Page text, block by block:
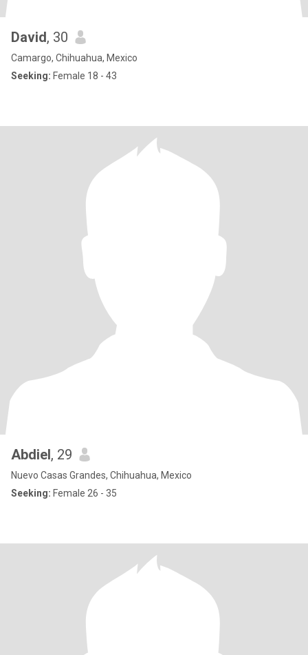
David, 30
Camargo, Chihuahua, Mexico
Seeking: Female 18 - 43
Abdiel, 29
Nuevo Casas Grandes, Chihuahua, Mexico
Seeking: Female 26 - 35